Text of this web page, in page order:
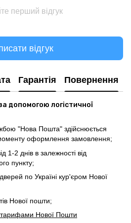
перший відгук
відгук
Гарантія Повернення
допомогою логістичної
"Нова Пошта" здійснюється
оформлення замовлення;
1-2 днів в залежності від
пункту;
по Україні кур'єром Нової
Нової пошти;
тарифами Нової Пошти